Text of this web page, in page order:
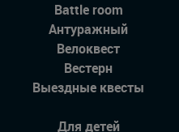
Battle room
Антуражный
Велоквест
Вестерн
Выездные квесты
Для детей